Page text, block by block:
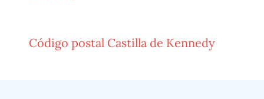
Código postal Castilla de Kennedy